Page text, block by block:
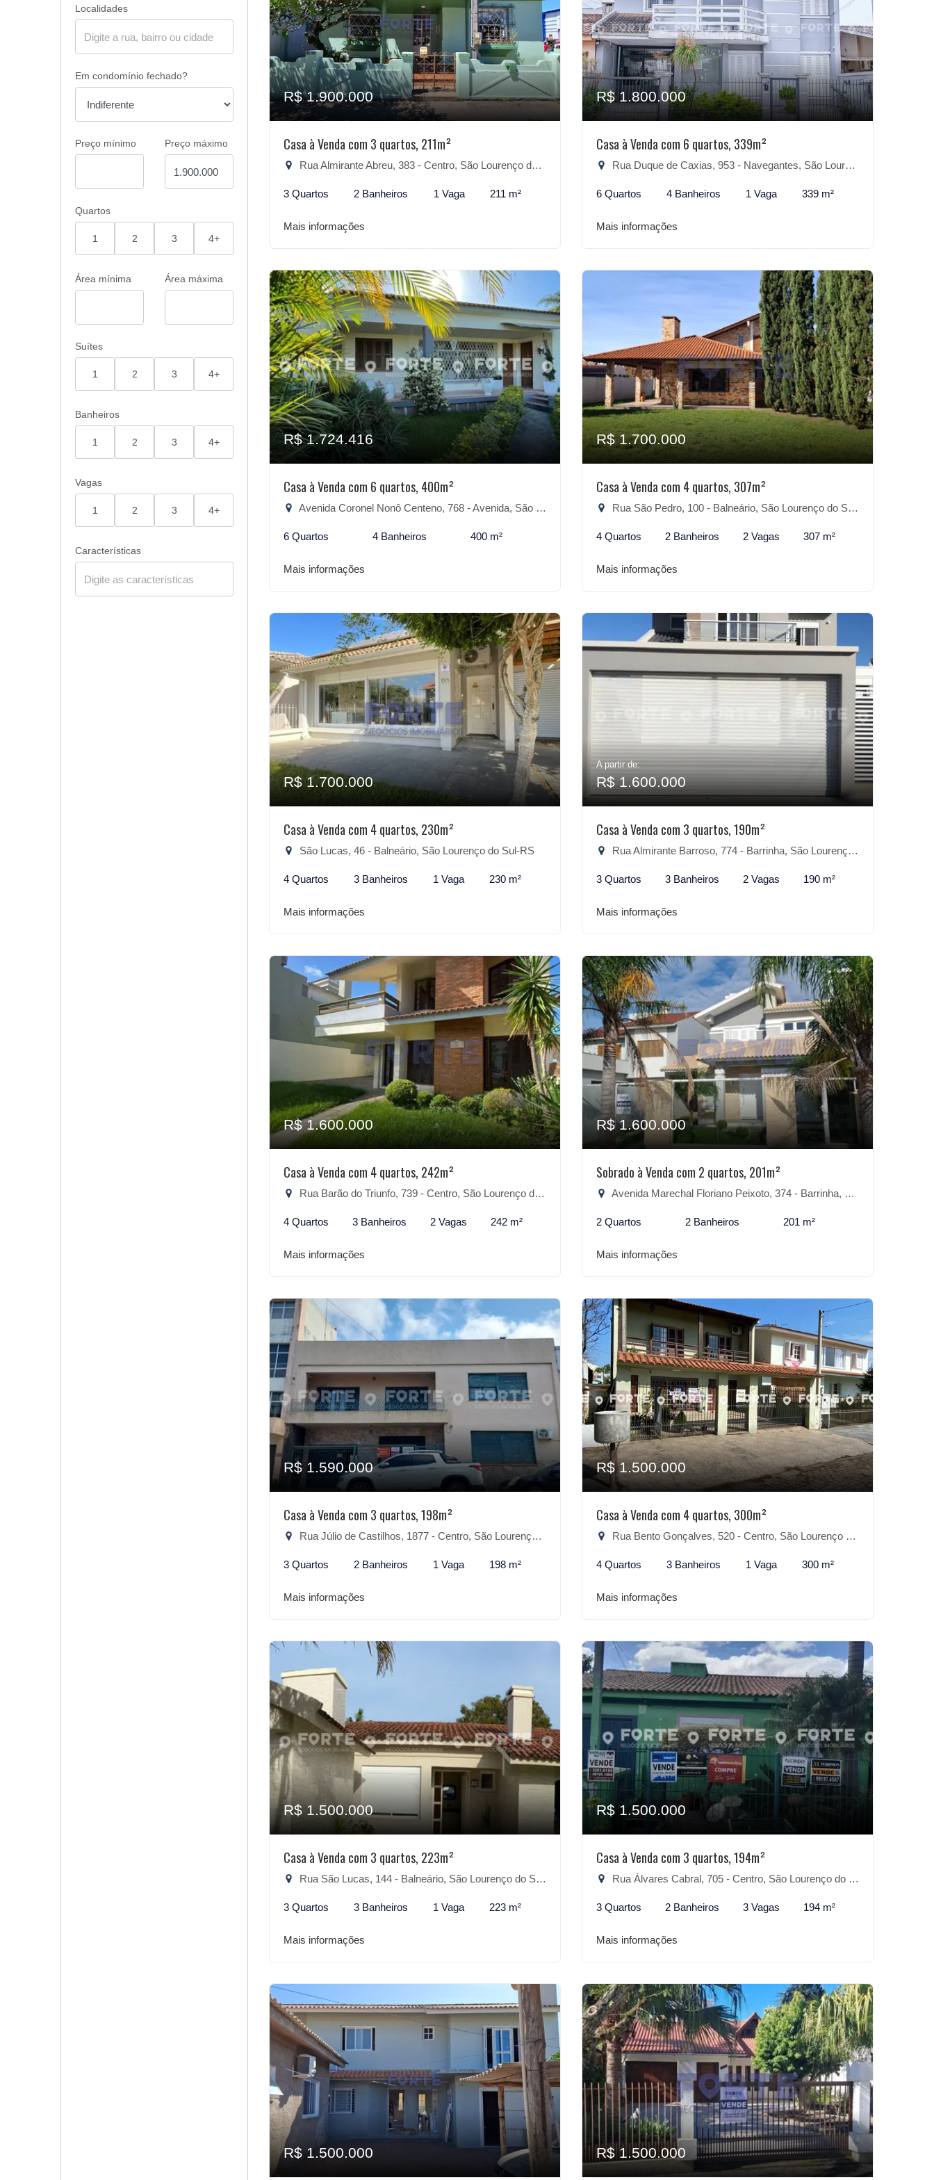
Localidades
Em condomínio fechado?
Preço mínimo Preço máximo
Quartos
1 2 3 4+
Área mínima Área máxima
Suítes
1 2 3 4+
Banheiros
1 2 3 4+
Vagas
1 2 3 4+
Características
R$ 1.900.000
Casa à Venda com 3 quartos, 211m²
Rua Almirante Abreu, 383 - Centro, São Lourenço do Sul-RS
3 Quartos 2 Banheiros 1 Vaga 211 m²
Mais informações
R$ 1.800.000
Casa à Venda com 6 quartos, 339m²
Rua Duque de Caxias, 953 - Navegantes, São Lourenço do Sul-RS
6 Quartos 4 Banheiros 1 Vaga 339 m²
Mais informações
R$ 1.724.416
Casa à Venda com 6 quartos, 400m²
Avenida Coronel Nonô Centeno, 768 - Avenida, São Lourenço do Sul-RS
6 Quartos 4 Banheiros 400 m²
Mais informações
R$ 1.700.000
Casa à Venda com 4 quartos, 307m²
Rua São Pedro, 100 - Balneário, São Lourenço do Sul-RS
4 Quartos 2 Banheiros 2 Vagas 307 m²
Mais informações
R$ 1.700.000
Casa à Venda com 4 quartos, 230m²
São Lucas, 46 - Balneário, São Lourenço do Sul-RS
4 Quartos 3 Banheiros 1 Vaga 230 m²
Mais informações
A partir de:
R$ 1.600.000
Casa à Venda com 3 quartos, 190m²
Rua Almirante Barroso, 774 - Barrinha, São Lourenço do Sul-RS
3 Quartos 3 Banheiros 2 Vagas 190 m²
Mais informações
R$ 1.600.000
Casa à Venda com 4 quartos, 242m²
Rua Barão do Triunfo, 739 - Centro, São Lourenço do Sul-RS
4 Quartos 3 Banheiros 2 Vagas 242 m²
Mais informações
R$ 1.600.000
Sobrado à Venda com 2 quartos, 201m²
Avenida Marechal Floriano Peixoto, 374 - Barrinha, São Lourenço do Sul-RS
2 Quartos 2 Banheiros 201 m²
Mais informações
R$ 1.590.000
Casa à Venda com 3 quartos, 198m²
Rua Júlio de Castilhos, 1877 - Centro, São Lourenço do Sul-RS
3 Quartos 2 Banheiros 1 Vaga 198 m²
Mais informações
R$ 1.500.000
Casa à Venda com 4 quartos, 300m²
Rua Bento Gonçalves, 520 - Centro, São Lourenço do Sul-RS
4 Quartos 3 Banheiros 1 Vaga 300 m²
Mais informações
R$ 1.500.000
Casa à Venda com 3 quartos, 223m²
Rua São Lucas, 144 - Balneário, São Lourenço do Sul-RS
3 Quartos 3 Banheiros 1 Vaga 223 m²
Mais informações
R$ 1.500.000
Casa à Venda com 3 quartos, 194m²
Rua Álvares Cabral, 705 - Centro, São Lourenço do Sul-RS
3 Quartos 2 Banheiros 3 Vagas 194 m²
Mais informações
R$ 1.500.000 R$ 1.500.000